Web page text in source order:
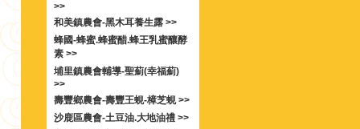
>>
和美鎮農會-黑木耳養生露 >>
蜂國-蜂蜜.蜂蜜醋.蜂王乳蜜釀酵
素 >>
埔里鎮農會輔導-聖薊(幸福薊)
>>
壽豐鄉農會-壽豐王蜆-樟芝蜆 >>
沙鹿區農會-土豆油.大地油禮 >>